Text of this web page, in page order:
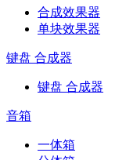
合成效果器
单块效果器
键盘 合成器
键盘 合成器
音箱
一体箱